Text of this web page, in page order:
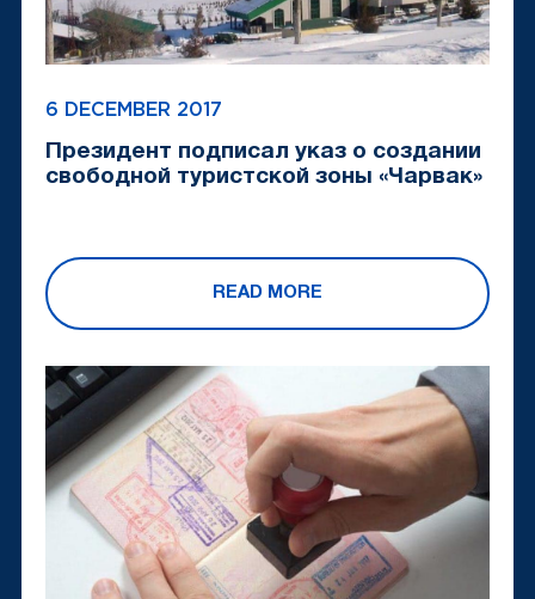
6 DECEMBER 2017
Президент подписал указ о создании
свободной туристской зоны «Чарвак»
READ MORE